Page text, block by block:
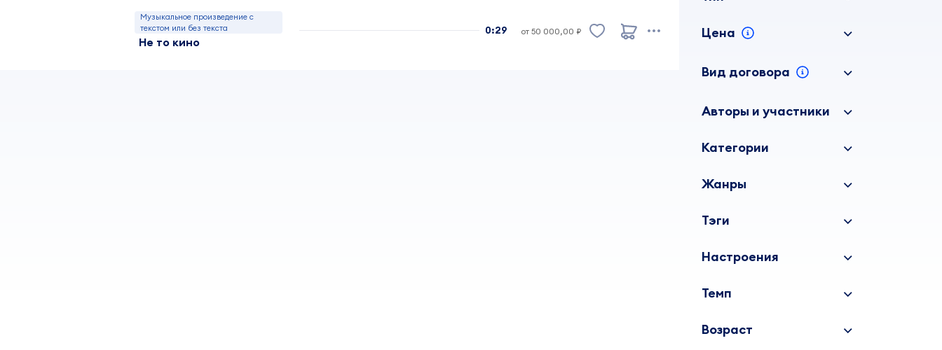
Музыкальное произведение с
текстом или без текста
Не то кино
0:29 от 50 000,00 ₽ Цена
Вид договора
Авторы и участники
Категории
Жанры
Тэги
Настроения
Темп
Возраст